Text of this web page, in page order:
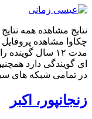
نتایج مشاهده همه
چکاوا مشاهده
ای گویندگی دارد
در تمامی شبکه های
زنجانپور، اکبر